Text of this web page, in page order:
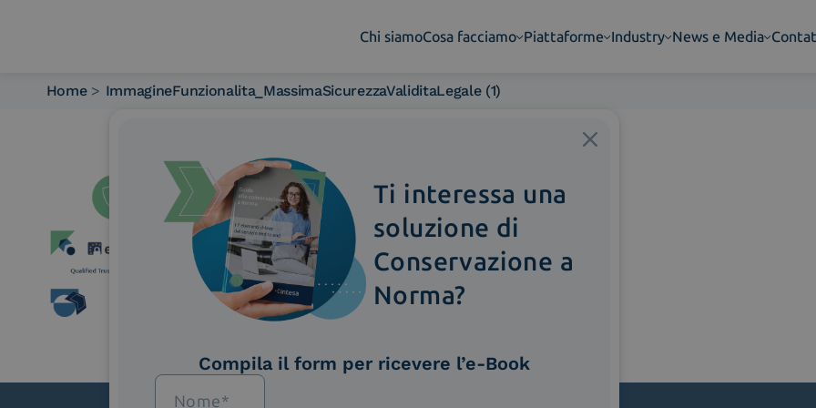
Chi siamoCosa facciamo Piattaforme Industry News e Media
Industry
News e Media
Contattaci
Home > ImmagineFunzionalita_MassimaSicurezzaValiditaLegale (1)
Ti interessa una
soluzione di
Conservazione a
Norma?
Compila il form per ricevere l’e-Book